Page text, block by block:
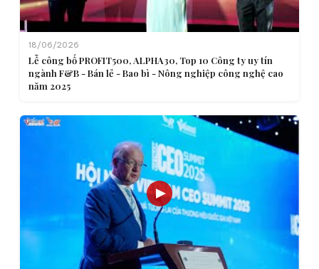
18/06/2026
Lễ công bố PROFIT500, ALPHA30, Top 10 Công ty uy tín
ngành F&B - Bán lẻ - Bao bì - Nông nghiệp công nghệ cao
năm 2025